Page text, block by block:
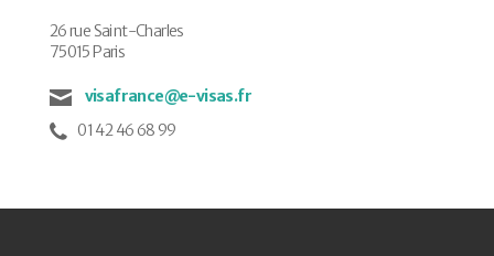
26 rue Saint-Charles
75015 Paris
visafrance@e-visas.fr
01 42 46 68 99